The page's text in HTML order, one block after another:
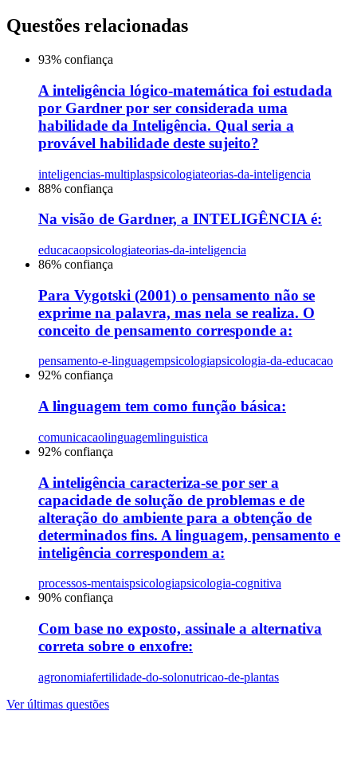
Questões relacionadas
93% confiança
A inteligência lógico-matemática foi estudada
por Gardner por ser considerada uma
habilidade da Inteligência. Qual seria a
provável habilidade deste sujeito?
inteligencias-multiplaspsicologiateorias-da-inteligencia
88% confiança
Na visão de Gardner, a INTELIGÊNCIA é:
educacaopsicologiateorias-da-inteligencia
86% confiança
Para Vygotski (2001) o pensamento não se
exprime na palavra, mas nela se realiza. O
conceito de pensamento corresponde a:
pensamento-e-linguagempsicologiapsicologia-da-educacao
92% confiança
A linguagem tem como função básica:
comunicacaolinguagemlinguistica
92% confiança
A inteligência caracteriza-se por ser a
capacidade de solução de problemas e de
alteração do ambiente para a obtenção de
determinados fins. A linguagem, pensamento e
inteligência correspondem a:
processos-mentaispsicologiapsicologia-cognitiva
90% confiança
Com base no exposto, assinale a alternativa
correta sobre o enxofre:
agronomiafertilidade-do-solonutricao-de-plantas
Ver últimas questões